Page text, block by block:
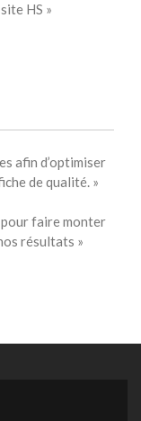
HS »
afin d’optimiser
de qualité. »
pour faire monter
résultats »